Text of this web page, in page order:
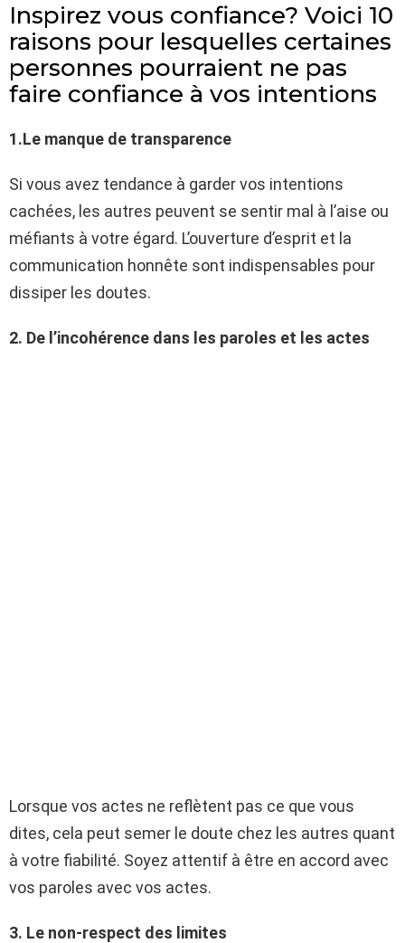
Inspirez vous confiance? Voici 10
raisons pour lesquelles certaines
personnes pourraient ne pas
faire confiance à vos intentions
1.Le manque de transparence
Si vous avez tendance à garder vos intentions
cachées, les autres peuvent se sentir mal à l’aise ou
méfiants à votre égard. L’ouverture d’esprit et la
communication honnête sont indispensables pour
dissiper les doutes.
2. De l’incohérence dans les paroles et les actes
Lorsque vos actes ne reflètent pas ce que vous
dites, cela peut semer le doute chez les autres quant
à votre fiabilité. Soyez attentif à être en accord avec
vos paroles avec vos actes.
3. Le non-respect des limites